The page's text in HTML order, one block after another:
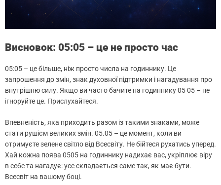
Висновок: 05:05 – це не просто час
05:05 – це більше, ніж просто числа на годиннику. Це
запрошення до змін, знак духовної підтримки і нагадування про
внутрішню силу. Якщо ви часто бачите на годиннику 05 05 – не
ігноруйте це. Прислухайтеся.
Впевненість, яка приходить разом із такими знаками, може
стати рушієм великих змін. 05.05 – це момент, коли ви
отримуєте зелене світло від Всесвіту. Не бійтеся рухатись уперед.
Хай кожна поява 0505 на годиннику надихає вас, укріплює віру
в себе та нагадує: усе складається саме так, як має бути.
Всесвіт на вашому боці.